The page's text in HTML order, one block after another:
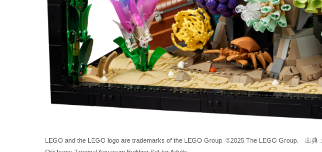
LEGO and the LEGO logo are trademarks of the LEGO Group. ©2025 The LEGO Group. 出典：